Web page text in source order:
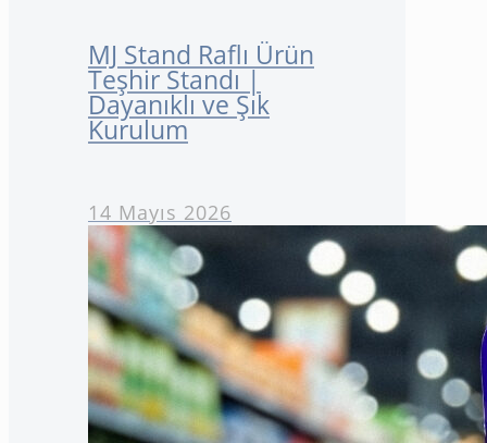
MJ Stand Raflı Ürün
Teşhir Standı |
Dayanıklı ve Şık
Kurulum
14 Mayıs 2026